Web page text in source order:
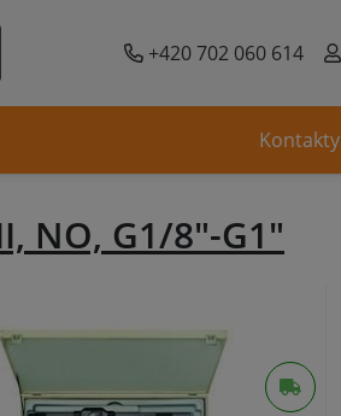
+420 702 060 614
NO, G1/8"-G1"
Kontakty